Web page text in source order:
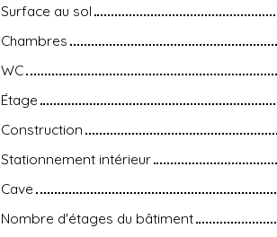
Surface au sol
Chambres
WC
Étage
Construction
Stationnement intérieur
Cave
Nombre d'étages du bâtiment